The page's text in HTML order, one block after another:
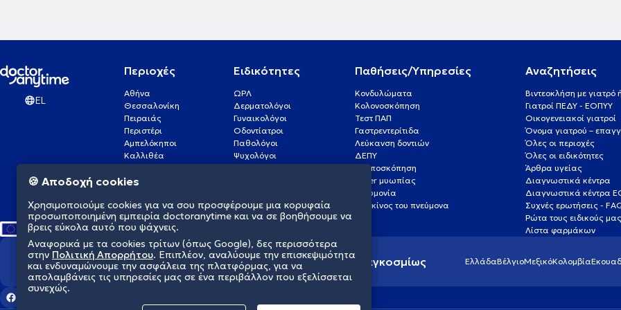
EL
Περιοχές
Αθήνα
Θεσσαλονίκη
Πειραιάς
Περιστέρι
Αμπελόκηποι
Καλλιθέα
Πάτρα
Γλυφάδα
Νέα Σμύρνη
Ειδικότητες
ΩΡΛ
Δερματολόγοι
Γυναικολόγοι
Οδοντίατροι
Παθολόγοι
Ψυχολόγοι
Οφθαλμίατροι
Καρδιολόγοι
Παθήσεις/Υπηρεσίες
Κονδυλώματα
Κολονοσκόπηση
Τεστ ΠΑΠ
Γαστρεντερίτιδα
Λεύκανση δοντιών
ΔΕΠΥ
Κολποσκόπηση
Laser μυωπίας
Πνευμονία
Καρκίνος του πνεύμονα
Αναζητήσεις
Βιντεοκλήση με
Γιατροί ΠΕΔΥ - ΕΟΠΥΥ
Οικογενειακοί γιατροί
Όνομα γιατρού –
Όλες οι περιοχές
Όλες οι ειδικότητες
Άρθρα υγείας
Διαγνωστικά κέντρα
Διαγνωστικά κέντρα
Συχνές ερωτήσεις -
Ρώτα τους ειδικούς
Λίστα φαρμάκων
Διαμορφώνουμε το μέλλον της υγείας παγκοσμίως ΕλλάδαΒέλγιοΜεξικόΚολομβία
🍪 Αποδοχή cookies
Χρησιμοποιούμε cookies για να σου προσφέρουμε μια κορυφαία
προσωποποιημένη εμπειρία doctoranytime και να σε βοηθήσουμε να
βρεις εύκολα αυτό που ψάχνεις.
Αναφορικά με τα cookies τρίτων (όπως Google), δες περισσότερα
στην Πολιτική Απορρήτου. Επιπλέον, αναλύουμε την επισκεψιμότητα
και ενδυναμώνουμε την ασφάλεια της πλατφόρμας, για να
απολαμβάνεις τις υπηρεσίες μας σε ένα περιβάλλον που εξελίσσεται
συνεχώς.